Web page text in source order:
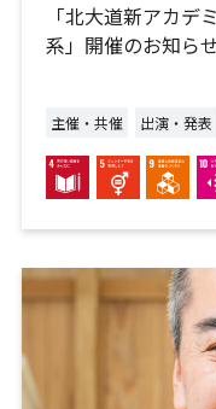
「北大道新アカデ
系」開催のお知ら
主催・共催 出演・発表